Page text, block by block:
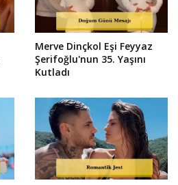
Merve Dinçkol Eşi Feyyaz
Şerifoğlu'nun 35. Yaşını
Kutladı